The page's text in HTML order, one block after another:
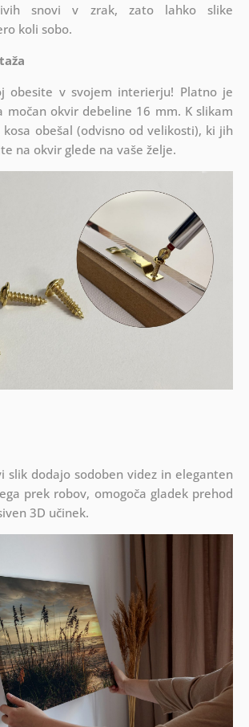
snovi v zrak, zato lahko slike
koli sobo.
obesite v svojem interierju! Platno je
močan okvir debeline 16 mm. K slikam
obešal (odvisno od velikosti), ki jih
na okvir glede na vaše želje.
slik dodajo sodoben videz in eleganten
prek robov, omogoča gladek prehod
3D učinek.